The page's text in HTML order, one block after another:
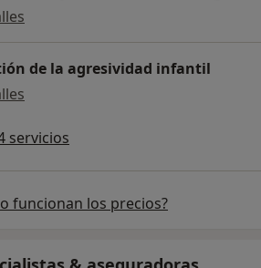
de la agresividad infantil
servicios
funcionan los precios?